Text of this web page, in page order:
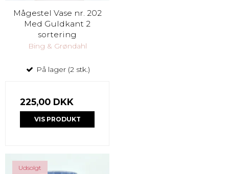
Mågestel Vase nr. 202
Med Guldkant 2
sortering
Bing & Grøndahl
På lager (2 stk.)
225,00 DKK
VIS PRODUKT
Udsolgt